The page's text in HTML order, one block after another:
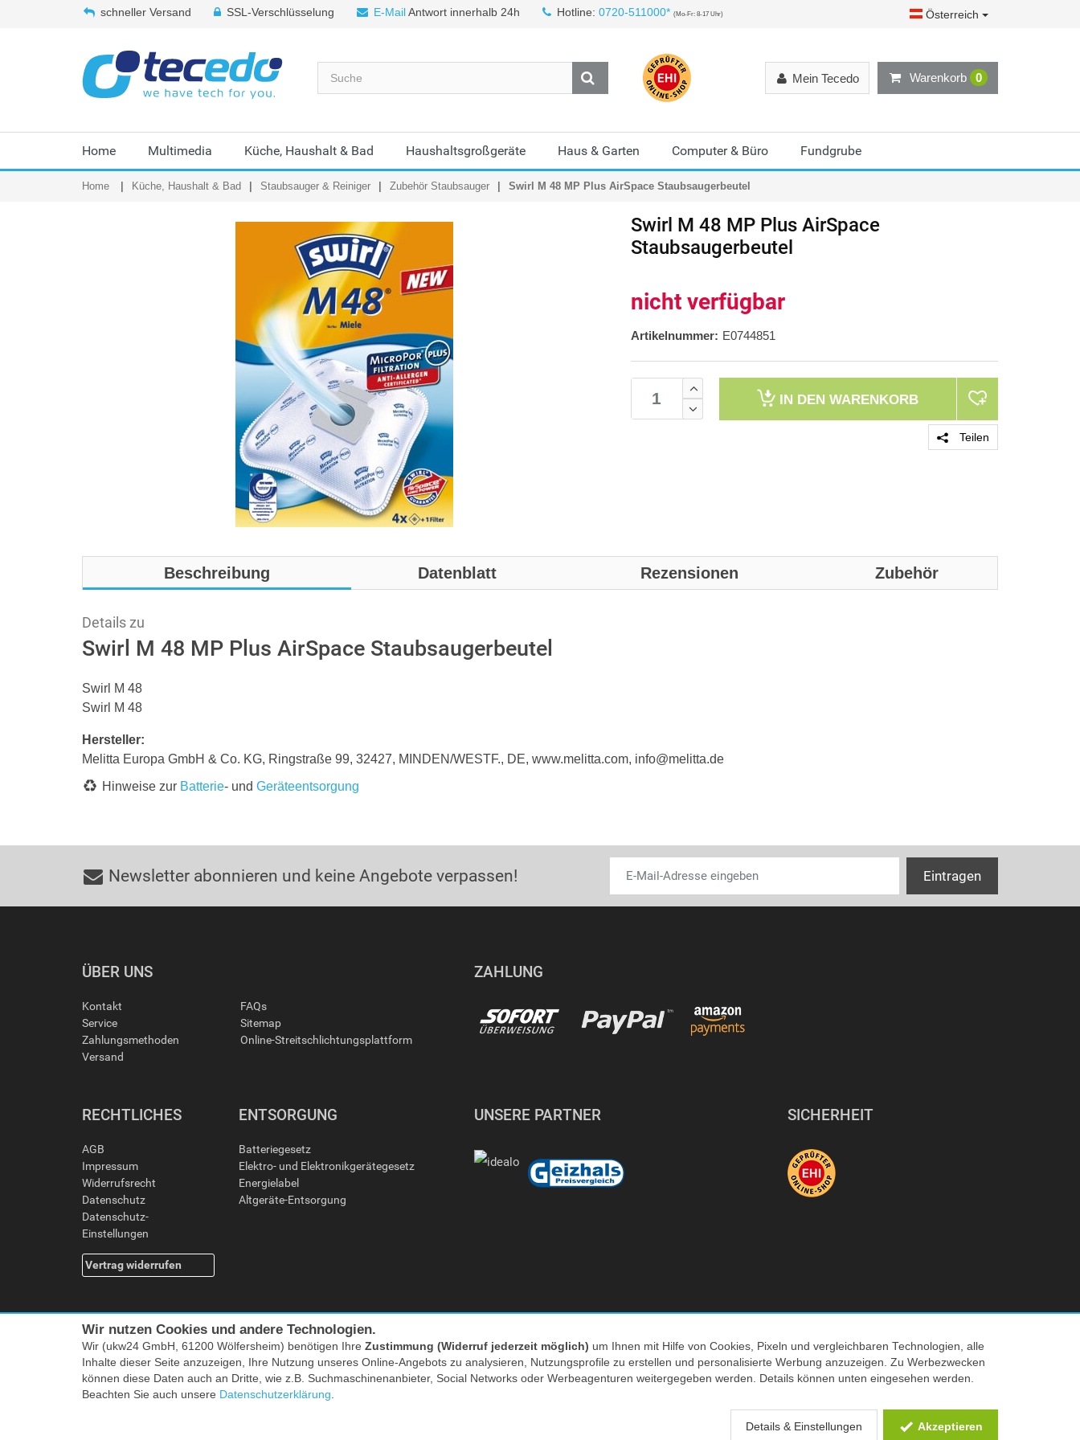
schneller Versand SSL-Verschlüsselung E-MailAntwort innerhalb 24h Hotline: 0720-511000* (Mo-Fr: 8-17 Uhr) Österreich
Warenkorb 0
Mein Tecedo
Home Multimedia Küche, Haushalt & Bad Haushaltsgroßgeräte Haus & Garten Computer & Büro Fundgrube
Home Küche, Haushalt & Bad Staubsauger & Reiniger Zubehör Staubsauger Swirl M 48 MP Plus AirSpace Staubsaugerbeutel
Swirl M 48 MP Plus AirSpace
Staubsaugerbeutel
nicht verfügbar
Artikelnummer: E0744851
IN DEN WARENKORB
Teilen
Beschreibung Datenblatt Rezensionen Zubehör
Details zu
Swirl M 48 MP Plus AirSpace Staubsaugerbeutel
Swirl M 48
Swirl M 48
Hersteller:
Melitta Europa GmbH & Co. KG, Ringstraße 99, 32427, MINDEN/WESTF., DE, www.melitta.com, info@melitta.de
Hinweise zur Batterie- und Geräteentsorgung
Newsletter abonnieren und keine Angebote verpassen!
ÜBER UNS
Kontakt
Service
Zahlungsmethoden
Versand
FAQs
Sitemap
Online-Streitschlichtungsplattform
ZAHLUNG
RECHTLICHES
AGB
Impressum
Widerrufsrecht
Datenschutz
Datenschutz-
Einstellungen
Vertrag widerrufen
ENTSORGUNG
Batteriegesetz
Elektro- und Elektronikgerätegesetz
Energielabel
Altgeräte-Entsorgung
UNSERE PARTNER SICHERHEIT
Facebook|twitter © 2026 Tecedo
Alle Preise inkl. MwSt. zzgl. Versand | *) Unverbindliche Preisempfehlung | **) Ehemaliger Verkaufspreis
Wir nutzen Cookies und andere Technologien.
Wir (ukw24 GmbH, 61200 Wölfersheim) benötigen Ihre Zustimmung (Widerruf jederzeit möglich) um Ihnen mit Hilfe von Cookies, Pixeln und vergleichbaren Technologien, alle
Inhalte dieser Seite anzuzeigen, Ihre Nutzung unseres Online-Angebots zu analysieren, Nutzungsprofile zu erstellen und personalisierte Werbung anzuzeigen. Zu Werbezwecken
können diese Daten auch an Dritte, wie z.B. Suchmaschinenanbieter, Social Networks oder Werbeagenturen weitergegeben werden. Details können unten eingesehen werden.
Beachten Sie auch unsere Datenschutzerklärung.
Details & Einstellungen Akzeptieren